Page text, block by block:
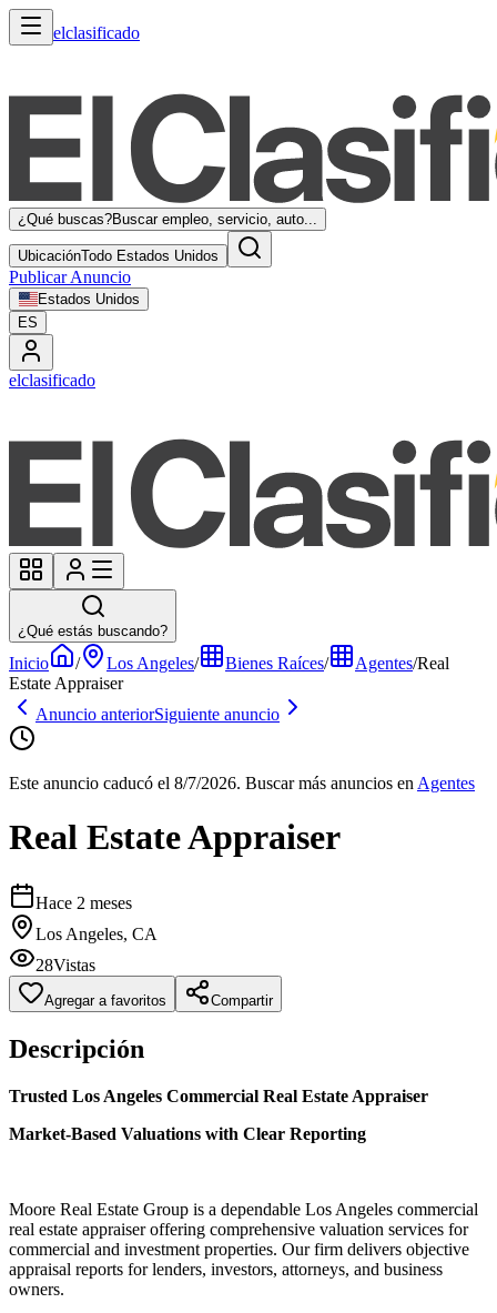
elclasificado
¿Qué buscas?Buscar empleo, servicio, auto...
UbicaciónTodo Estados Unidos
Publicar Anuncio
Estados Unidos
ES
elclasificado
¿Qué estás buscando?
Inicio / Los Angeles/ Bienes Raíces/ Agentes/Real
Estate Appraiser
Anuncio anteriorSiguiente anuncio
Este anuncio caducó el 8/7/2026. Buscar más anuncios en Agentes
Real Estate Appraiser
Hace 2 meses
Los Angeles, CA
28Vistas
Agregar a favoritos Compartir
Descripción
Trusted Los Angeles Commercial Real Estate Appraiser
Market-Based Valuations with Clear Reporting
Moore Real Estate Group is a dependable Los Angeles commercial
real estate appraiser offering comprehensive valuation services for
commercial and investment properties. Our firm delivers objective
appraisal reports for lenders, investors, attorneys, and business
owners.